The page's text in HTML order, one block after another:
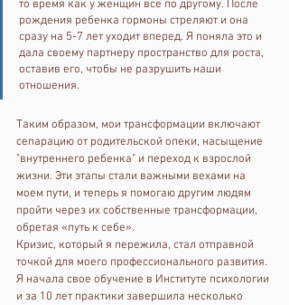
то время как у женщин все по другому. После
рождения ребенка гормоны стреляют и она
сразу на 5-7 лет уходит вперед. Я поняла это и
дала своему партнеру пространство для роста,
оставив его, чтобы не разрушить наши
отношения.
Таким образом, мои трансформации включают
сепарацию от родительской опеки, насыщение
"внутреннего ребенка" и переход к взрослой
жизни. Эти этапы стали важными вехами на
моем пути, и теперь я помогаю другим людям
пройти через их собственные трансформации,
обретая «путь к себе».
Кризис, который я пережила, стал отправной
точкой для моего профессионального развития.
Я начала свое обучение в Институте психологии
и за 10 лет практики завершила несколько